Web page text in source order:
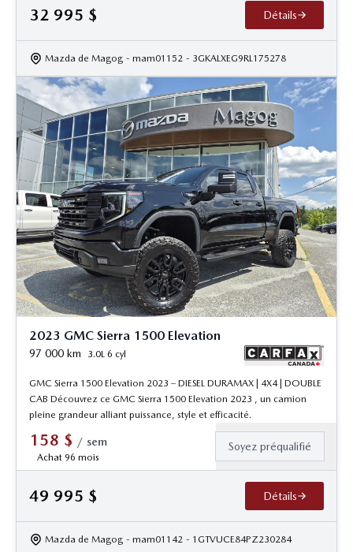
32 995 $ Détails
Mazda de Magog - mam01152 - 3GKALXEG9RL175278
2023 GMC Sierra 1500 Elevation
97 000 km 3.0L 6 cyl
GMC Sierra 1500 Elevation 2023 – DIESEL DURAMAX | 4X4 | DOUBLE
CAB Découvrez ce GMC Sierra 1500 Elevation 2023 , un camion
pleine grandeur alliant puissance, style et efficacité.
158 $ / sem
Achat 96 mois
Soyez préqualifié
49 995 $ Détails
Mazda de Magog - mam01142 - 1GTVUCE84PZ230284